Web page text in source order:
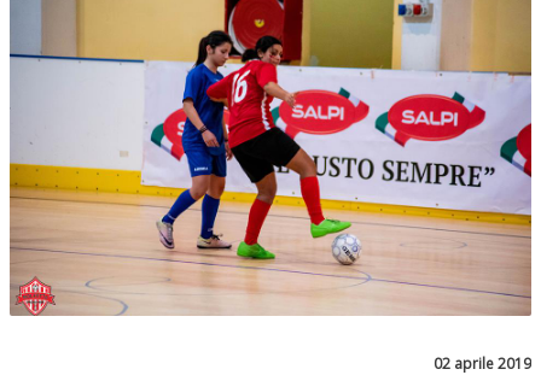
02 aprile 2019